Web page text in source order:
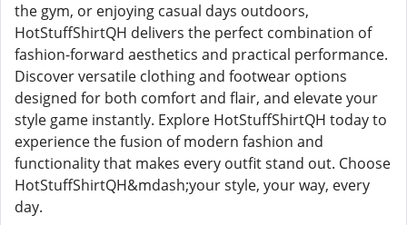
the gym, or enjoying casual days outdoors,
HotStuffShirtQH delivers the perfect combination of
fashion-forward aesthetics and practical performance.
Discover versatile clothing and footwear options
designed for both comfort and flair, and elevate your
style game instantly. Explore HotStuffShirtQH today to
experience the fusion of modern fashion and
functionality that makes every outfit stand out. Choose
HotStuffShirtQH&mdash;your style, your way, every
day.